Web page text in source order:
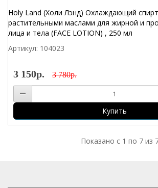
Holy Land (Холи Лэнд) Охлаждающий
растительными маслами для жирной и
лица и тела (FACE LOTION) , 250 мл
Артикул: 104023
3 150р. 3 780р.
Купить
Показано с 1 по 7 из